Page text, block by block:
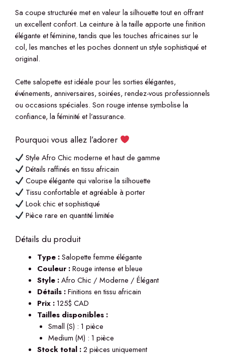
Sa coupe structurée met en valeur la silhouette tout en offrant
un excellent confort. La ceinture à la taille apporte une finition
élégante et féminine, tandis que les touches africaines sur le
col, les manches et les poches donnent un style sophistiqué et
original.
Cette salopette est idéale pour les sorties élégantes,
événements, anniversaires, soirées, rendez-vous professionnels
ou occasions spéciales. Son rouge intense symbolise la
confiance, la féminité et l’assurance.
Pourquoi vous allez l’adorer
Style Afro Chic moderne et haut de gamme
Détails raffinés en tissu africain
Coupe élégante qui valorise la silhouette
Tissu confortable et agréable à porter
Look chic et sophistiqué
Pièce rare en quantité limitée
Détails du produit
Type :Salopette femme élégante
Couleur :Rouge intense et bleue
Style :Afro Chic / Moderne / Élégant
Détails :Finitions en tissu africain
Prix :125$ CAD
Tailles disponibles :
Small (S) : 1 pièce
Medium (M) : 1 pièce
Stock total :2 pièces uniquement